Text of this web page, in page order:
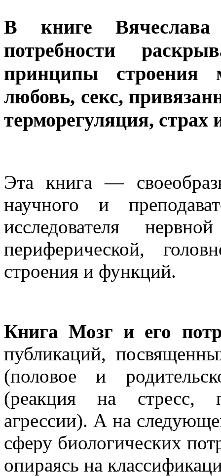
В книге
потребности
принципы строения
любовь, секс,
терморегуляция, страх
Эта книга —
научного и
исследователя
периферической,
строения и функций.
Книга Мозг и его
публикаций,
(половое и
(реакция на стресс,
агрессии). А на
сферу биологических
опираясь на